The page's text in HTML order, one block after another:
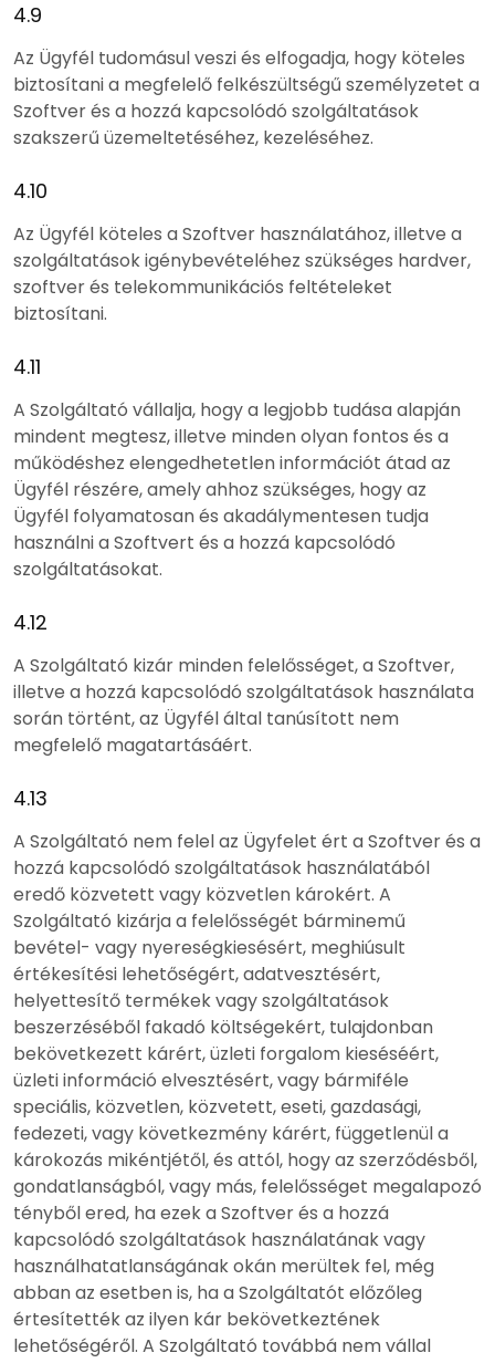
4.9
Az Ügyfél tudomásul veszi és elfogadja, hogy köteles
biztosítani a megfelelő felkészültségű személyzetet a
Szoftver és a hozzá kapcsolódó szolgáltatások
szakszerű üzemeltetéséhez, kezeléséhez.
4.10
Az Ügyfél köteles a Szoftver használatához, illetve a
szolgáltatások igénybevételéhez szükséges hardver,
szoftver és telekommunikációs feltételeket
biztosítani.
4.11
A Szolgáltató vállalja, hogy a legjobb tudása alapján
mindent megtesz, illetve minden olyan fontos és a
működéshez elengedhetetlen információt átad az
Ügyfél részére, amely ahhoz szükséges, hogy az
Ügyfél folyamatosan és akadálymentesen tudja
használni a Szoftvert és a hozzá kapcsolódó
szolgáltatásokat.
4.12
A Szolgáltató kizár minden felelősséget, a Szoftver,
illetve a hozzá kapcsolódó szolgáltatások használata
során történt, az Ügyfél által tanúsított nem
megfelelő magatartásáért.
4.13
A Szolgáltató nem felel az Ügyfelet ért a Szoftver és a
hozzá kapcsolódó szolgáltatások használatából
eredő közvetett vagy közvetlen károkért. A
Szolgáltató kizárja a felelősségét bárminemű
bevétel- vagy nyereségkiesésért, meghiúsult
értékesítési lehetőségért, adatvesztésért,
helyettesítő termékek vagy szolgáltatások
beszerzéséből fakadó költségekért, tulajdonban
bekövetkezett kárért, üzleti forgalom kieséséért,
üzleti információ elvesztésért, vagy bármiféle
speciális, közvetlen, közvetett, eseti, gazdasági,
fedezeti, vagy következmény kárért, függetlenül a
károkozás mikéntjétől, és attól, hogy az szerződésből,
gondatlanságból, vagy más, felelősséget megalapozó
tényből ered, ha ezek a Szoftver és a hozzá
kapcsolódó szolgáltatások használatának vagy
használhatatlanságának okán merültek fel, még
abban az esetben is, ha a Szolgáltatót előzőleg
értesítették az ilyen kár bekövetkeztének
lehetőségéről. A Szolgáltató továbbá nem vállal